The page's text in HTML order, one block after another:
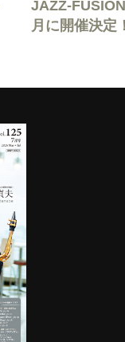
JAZZ-
月に開催決定